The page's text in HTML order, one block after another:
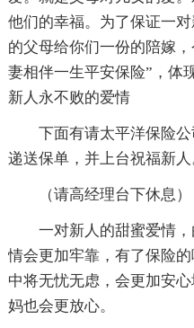
他们的幸福。为了保证一
的父母给你们一份的陪嫁
妻相伴一生平安保险”，体
新人永不败的爱情
下面有请太平洋保险
递送保单，并上台祝福新人
（请高经理台下休息）
一对新人的甜蜜爱情
情会更加牢靠，有了保险
中将无忧无虑，会更加安
妈也会更放心。